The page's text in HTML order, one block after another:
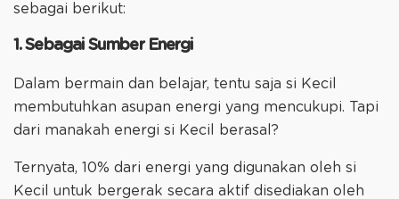
sebagai berikut:
1. Sebagai Sumber Energi
Dalam bermain dan belajar, tentu saja si Kecil
membutuhkan asupan energi yang mencukupi. Tapi
dari manakah energi si Kecil berasal?
Ternyata, 10% dari energi yang digunakan oleh si
Kecil untuk bergerak secara aktif disediakan oleh